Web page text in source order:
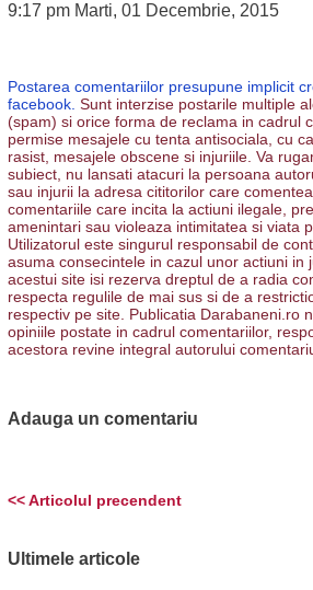
9:17 pm Marti, 01 Decembrie, 2015
Postarea comentariilor presupune implicit
facebook. Sunt interzise postarile multiple
(spam) si orice forma de reclama in cadrul
permise mesajele cu tenta antisociala, cu
rasist, mesajele obscene si injuriile. Va
subiect, nu lansati atacuri la persoana
sau injurii la adresa cititorilor care
comentariile care incita la actiuni ilegale,
amenintari sau violeaza intimitatea si viata
Utilizatorul este singurul responsabil de
asuma consecintele in cazul unor actiuni in
acestui site isi rezerva dreptul de a radia
respecta regulile de mai sus si de a
respectiv pe site. Publicatia Darabaneni.ro
opiniile postate in cadrul comentariilor,
acestora revine integral autorului
Adauga un comentariu
<< Articolul precendent
Ultimele articole